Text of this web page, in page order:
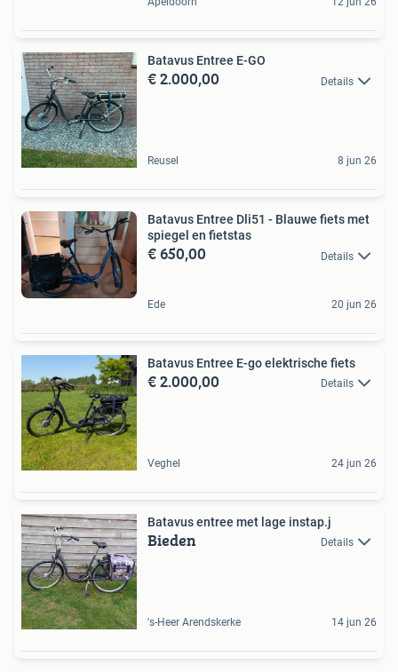
Batavus Entree E-GO
€ 2.000,00 Details
Reusel 8 jun 26
Batavus Entree Dli51 - Blauwe fiets met
spiegel en fietstas
€ 650,00 Details
Ede 20 jun 26
Batavus Entree E-go elektrische fiets
€ 2.000,00 Details
Veghel 24 jun 26
Batavus entree met lage instap.j
Bieden Details
's-Heer Arendskerke 14 jun 26